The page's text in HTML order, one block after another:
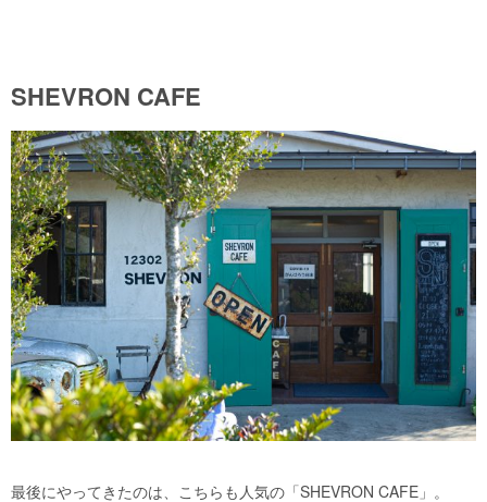
SHEVRON CAFE
最後にやってきたのは、こちらも人気の「SHEVRON CAFE」。